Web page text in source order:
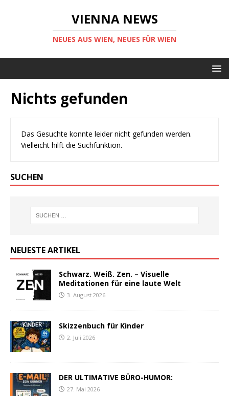
VIENNA NEWS
NEUES AUS WIEN, NEUES FÜR WIEN
Nichts gefunden
Das Gesuchte konnte leider nicht gefunden werden.
Vielleicht hilft die Suchfunktion.
SUCHEN
NEUESTE ARTIKEL
Schwarz. Weiß. Zen. – Visuelle
Meditationen für eine laute Welt
3. August 2026
Skizzenbuch für Kinder
2. Juli 2026
DER ULTIMATIVE BÜRO-HUMOR:
27. Mai 2026